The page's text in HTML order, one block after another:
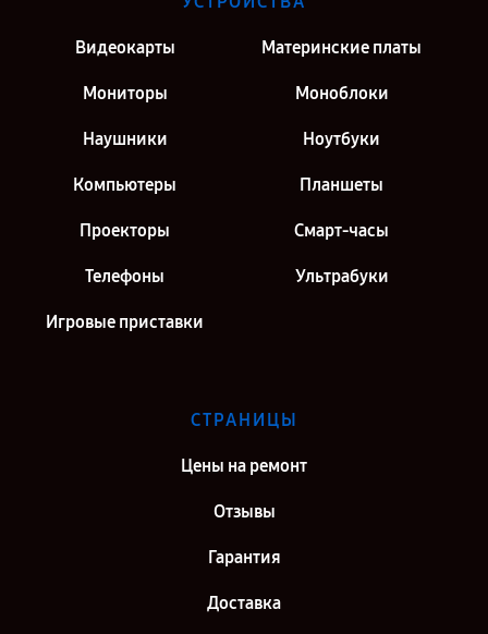
Видеокарты Материнские платы
Мониторы Моноблоки
Наушники Ноутбуки
Компьютеры Планшеты
Проекторы Смарт-часы
Телефоны Ультрабуки
Игровые приставки
СТРАНИЦЫ
Цены на ремонт
Отзывы
Гарантия
Доставка